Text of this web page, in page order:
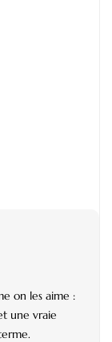
on les aime :
une vraie